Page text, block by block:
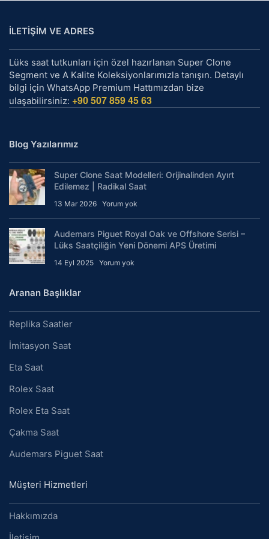
İLETİŞİM VE ADRES
Lüks saat tutkunları için özel hazırlanan Super Clone
Segment ve A Kalite Koleksiyonlarımızla tanışın. Detaylı
bilgi için WhatsApp Premium Hattımızdan bize
ulaşabilirsiniz: +90 507 859 45 63
Blog Yazılarımız
Super Clone Saat Modelleri: Orijinalinden Ayırt
Edilemez | Radikal Saat
13 Mar 2026 Yorum yok
Audemars Piguet Royal Oak ve Offshore Serisi –
Lüks Saatçiliğin Yeni Dönemi APS Üretimi
14 Eyl 2025 Yorum yok
Aranan Başlıklar
Replika Saatler
İmitasyon Saat
Eta Saat
Rolex Saat
Rolex Eta Saat
Çakma Saat
Audemars Piguet Saat
Müşteri Hizmetleri
Hakkımızda